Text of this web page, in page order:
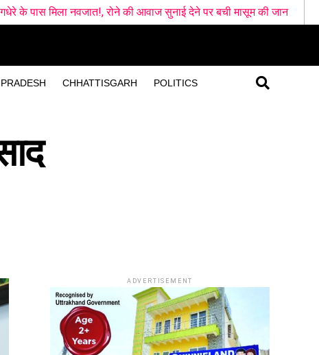
CHHATTISGARH POLITICS
रोने की आवाज सुनाई देने पर बची मासूम की जान चुनावी साल में धामी
ADVERTISEMENT